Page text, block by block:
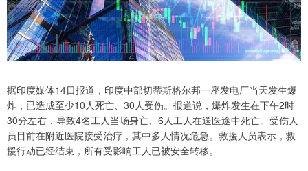
据印度媒体14日报道，印度中部切蒂斯格尔邦一座发电厂当天发生爆
炸，已造成至少10人死亡、30人受伤。报道说，爆炸发生在下午2时
30分左右，导致4名工人当场身亡、6人工人在送医途中死亡。受伤人
员目前在附近医院接受治疗，其中多人情况危急。救援人员表示，救
援行动已经结束，所有受影响工人已被安全转移。